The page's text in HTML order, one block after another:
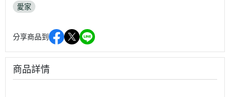
愛家
分享商品到
商品詳情